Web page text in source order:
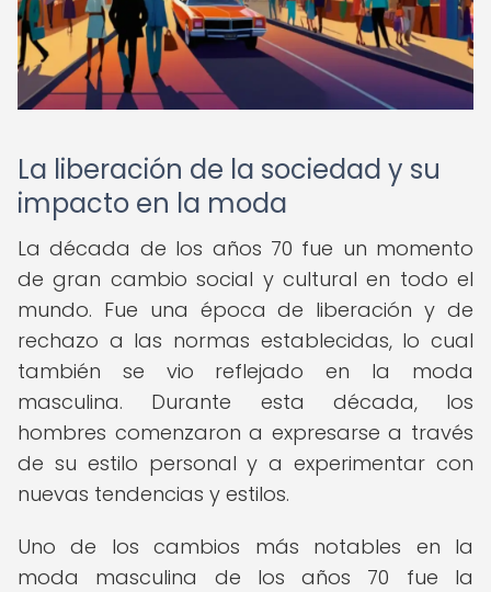
La liberación de la sociedad y su
impacto en la moda
La década de los años 70 fue un momento
de gran cambio social y cultural en todo el
mundo. Fue una época de liberación y de
rechazo a las normas establecidas, lo cual
también se vio reflejado en la moda
masculina. Durante esta década, los
hombres comenzaron a expresarse a través
de su estilo personal y a experimentar con
nuevas tendencias y estilos.
Uno de los cambios más notables en la
moda masculina de los años 70 fue la